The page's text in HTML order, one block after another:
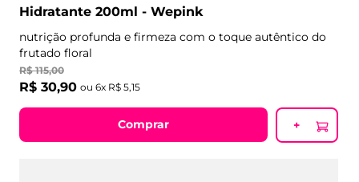
Hidratante 200ml - Wepink
nutrição profunda e firmeza com o toque autêntico do
frutado floral
R$ 115,00
R$ 30,90 ou 6x R$ 5,15
Comprar +